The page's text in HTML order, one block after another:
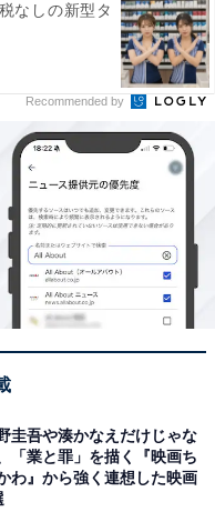
なしの新型タ
Recommended by
圭吾や湊かなえだけじゃな
「業と罪」を描く『映画ち
わ』から強く連想した映画